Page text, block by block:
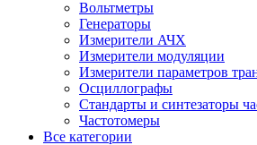
Вольтметры
Генераторы
Измерители АЧХ
Измерители модуляции
Измерители параметров
Осциллографы
Стандарты и синтезаторы
Частотомеры
Все категории